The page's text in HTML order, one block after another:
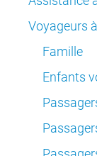
Voyageurs
Famille
Enfants